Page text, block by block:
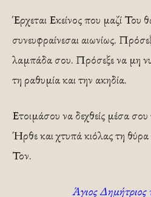
Έρχεται Εκείνος που μαζί Του
συνευφραίνεσαι αιωνίως.
λαμπάδα σου. Πρόσεξε να μη
τη ραθυμία και την ακηδία.
Ετοιμάσου να δεχθείς μέσα
Ήρθε και χτυπά κιόλας τη
Τον.
Άγιος